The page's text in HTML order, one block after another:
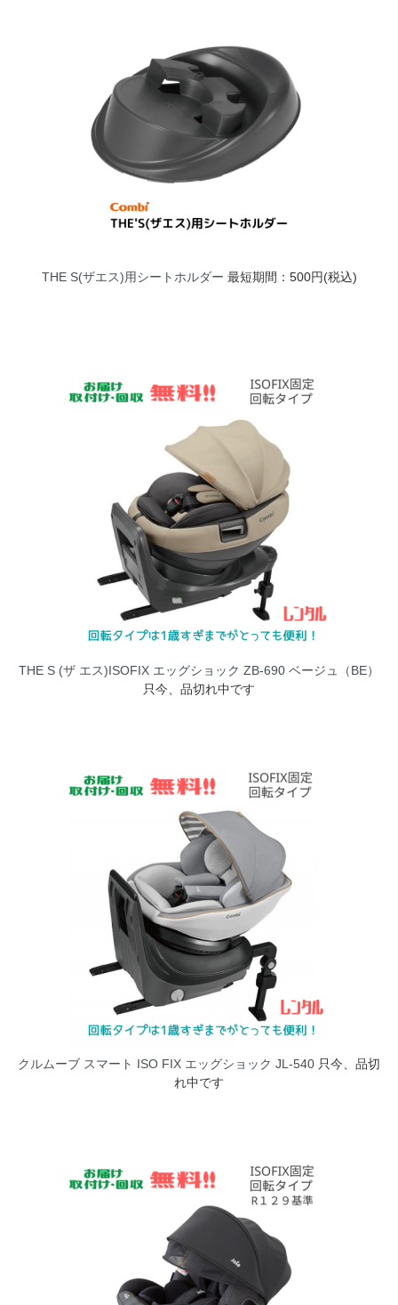
THE S(ザエス)用シートホルダー 最短期間：500円(税込)
THE S (ザ エス)ISOFIX エッグショック ZB-690 ベージュ（BE）
只今、品切れ中です
クルムーブ スマート ISO FIX エッグショック JL-540 只今、品切
れ中です